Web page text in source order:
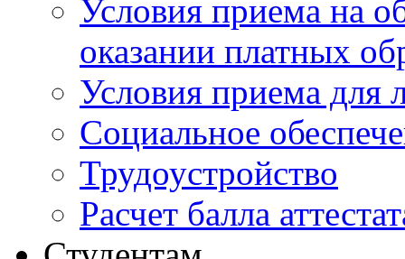
Условия приема на
оказании платных
Условия приема для
Социальное
Трудоустройство
Расчет балла